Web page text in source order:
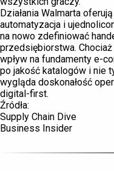
Działania Walmarta
automatyzacja i
na nowo zdefiniować
przedsiębiorstwa.
wpływ na fundamenty e-
po jakość katalogów i nie
wygląda doskonałość
digital-first.
Źródła:
Supply Chain Dive
Business Insider